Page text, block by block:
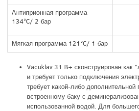
Антиприонная программа
134°C/ 2 бар
Мягкая программа 121°C/ 1 бар
Vacuklav 31 B+ сконструирован как
и требует только подключения
требует какой-либо дополнительной
встроенному баку с
использованной водой. Для